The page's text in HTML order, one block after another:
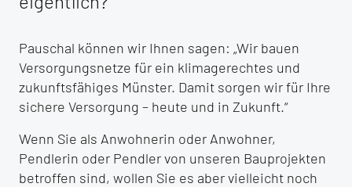
Pauschal können wir Ihnen sagen: „Wir bauen
Versorgungsnetze für ein klimagerechtes und
zukunftsfähiges Münster. Damit sorgen wir für Ihre
sichere Versorgung – heute und in Zukunft.“
Wenn Sie als Anwohnerin oder Anwohner,
Pendlerin oder Pendler von unseren Bauprojekten
betroffen sind, wollen Sie es aber vielleicht noch